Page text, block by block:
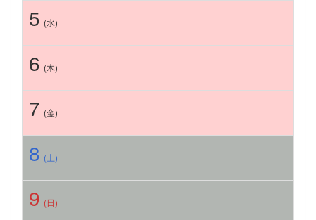
5 (水)
6 (木)
7 (金)
8 (土)
9 (日)